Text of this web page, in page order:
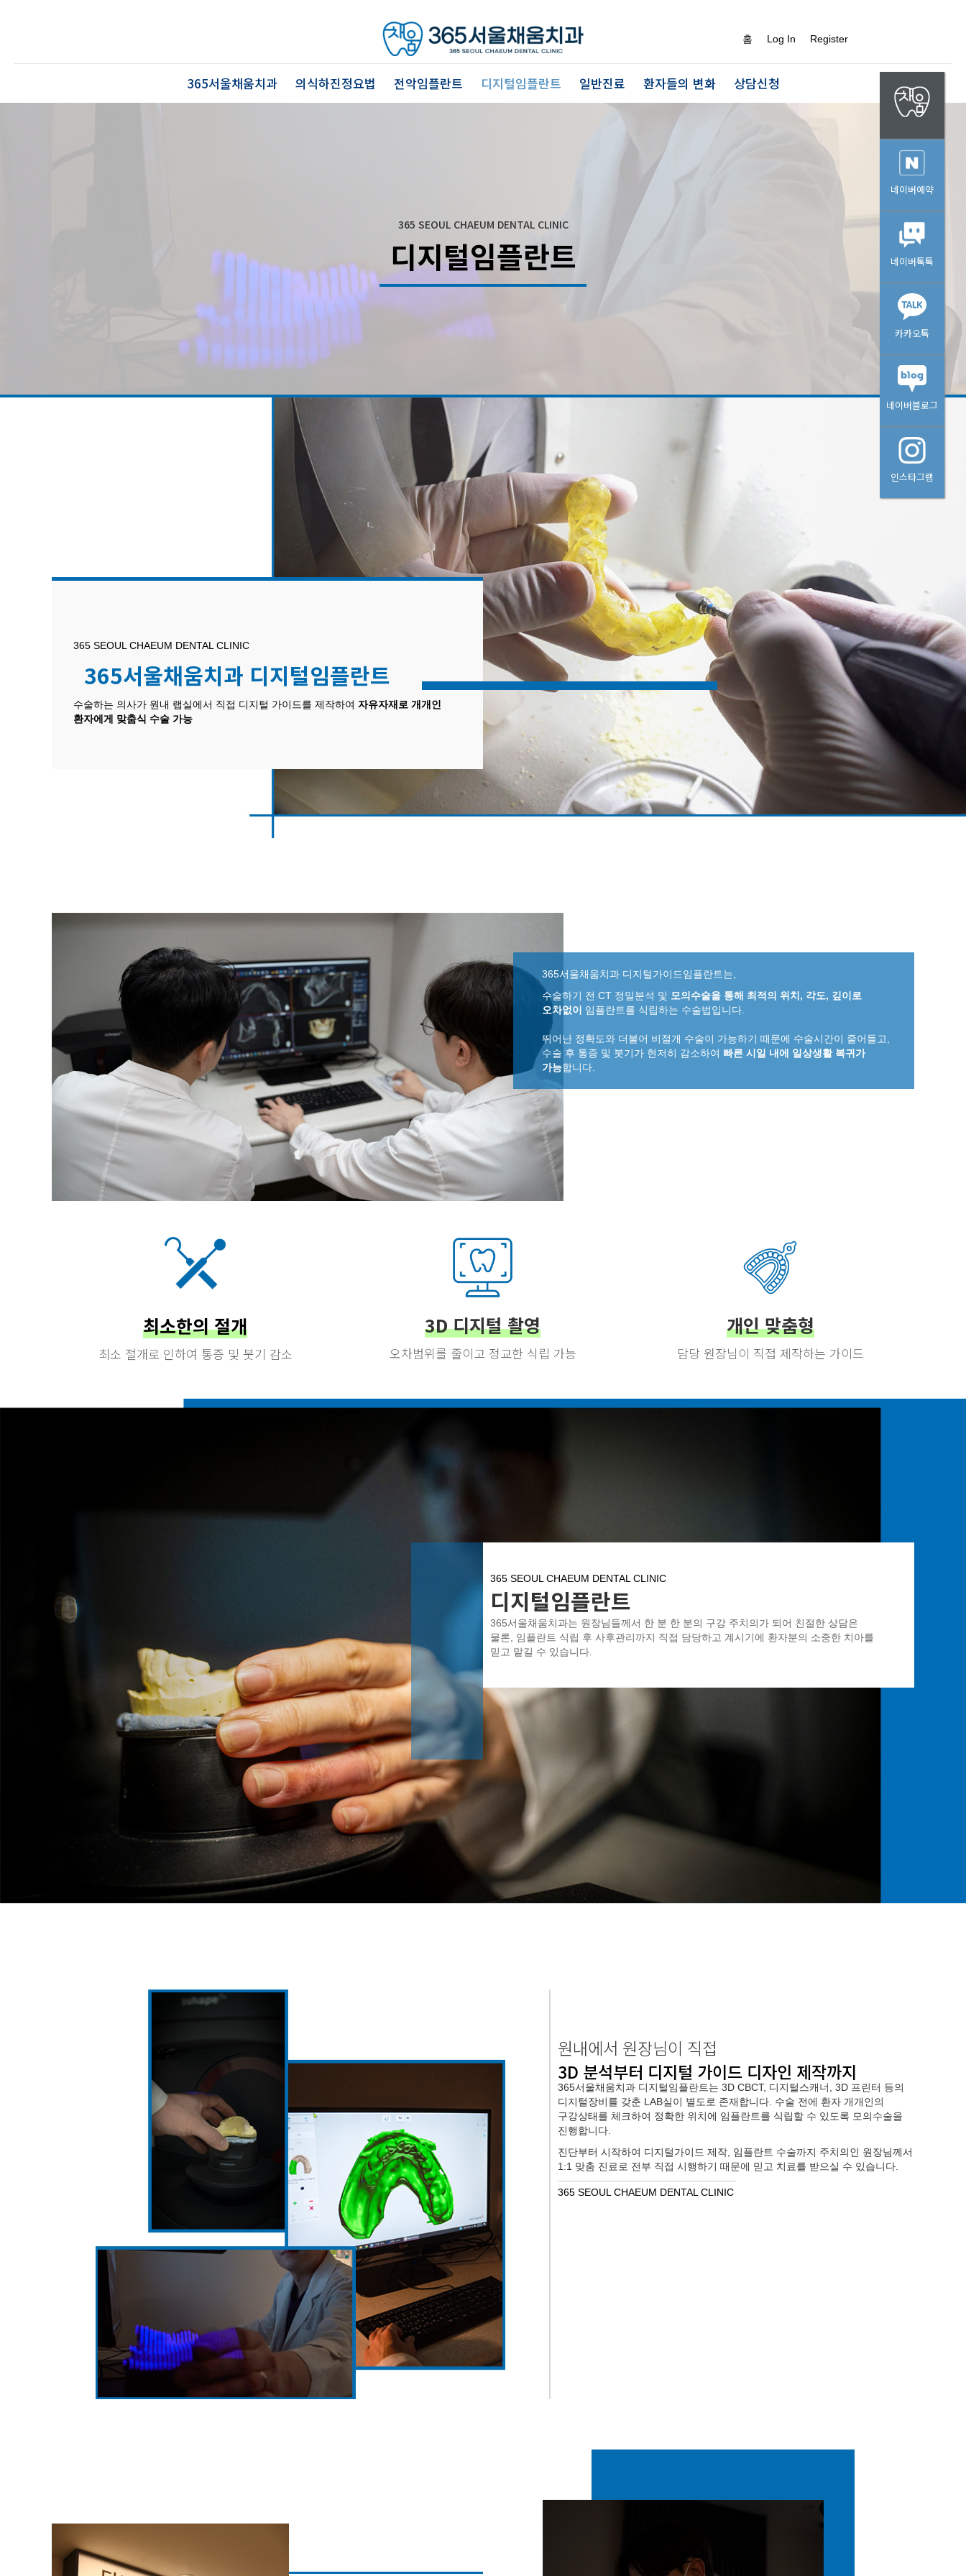
홈 Log In Register
365서울채움치과 의식하진정요법 전악임플란트 디지털임플란트 일반진료 환자들의 변화 상담신청
365 SEOUL CHAEUM DENTAL CLINIC
디지털임플란트
365 SEOUL CHAEUM DENTAL CLINIC
365서울채움치과 디지털임플란트
수술하는 의사가 원내 랩실에서 직접 디지털 가이드를 제작하여 자유자재로 개개인
환자에게 맞춤식 수술 가능
365서울채움치과 디지털가이드임플란트는,
수술하기 전 CT 정밀분석 및 모의수술을 통해 최적의 위치, 각도, 깊이로
오차없이
임플란트를 식립하는 수술법입니다.
뛰어난 정확도와 더불어 비절개 수술이 가능하기 때문에 수술시간이 줄어들고,
수술 후 통증 및 붓기가 현저히 감소하여 빠른 시일 내에 일상생활 복귀가
가능합니다.
최소한의 절개
최소 절개로 인하여 통증 및 붓기 감소
3D 디지털 촬영
오차범위를 줄이고 정교한 식립 가능
개인 맞춤형
담당 원장님이 직접 제작하는 가이드
365 SEOUL CHAEUM DENTAL CLINIC
디지털임플란트
365서울채움치과는 원장님들께서 한 분 한 분의 구강 주치의가 되어 친절한 상담은
물론, 임플란트 식립 후 사후관리까지 직접 담당하고 계시기에 환자분의 소중한 치아를
믿고 맡길 수 있습니다.
원내에서 원장님이 직접
3D 분석부터 디지털 가이드 디자인 제작까지
365서울채움치과 디지털임플란트는 3D CBCT, 디지털스캐너, 3D 프린터 등의
디지털장비를 갖춘 LAB실이 별도로 존재합니다. 수술 전에 환자 개개인의
구강상태를 체크하여 정확한 위치에 임플란트를 식립할 수 있도록 모의수술을
진행합니다.
진단부터 시작하여 디지털가이드 제작, 임플란트 수술까지 주치의인 원장님께서
1:1 맞춤 진료로 전부 직접 시행하기 때문에 믿고 치료를 받으실 수 있습니다.
365 SEOUL CHAEUM DENTAL CLINIC
네이버예약
네이버톡톡
카카오톡
네이버블로그
인스타그램